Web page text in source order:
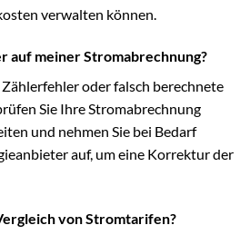
verwalten können.
auf meiner Stromabrechnung?
oder falsch berechnete
Sie Ihre Stromabrechnung
und nehmen Sie bei Bedarf
auf, um eine Korrektur der
von Stromtarifen?